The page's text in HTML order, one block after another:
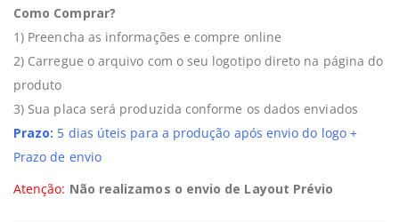
Como Comprar?
1) Preencha as informações e compre online
2) Carregue o arquivo com o seu logotipo direto na página do
produto
3) Sua placa será produzida conforme os dados enviados
Prazo: 5 dias úteis para a produção após envio do logo +
Prazo de envio
Atenção: Não realizamos o envio de Layout Prévio